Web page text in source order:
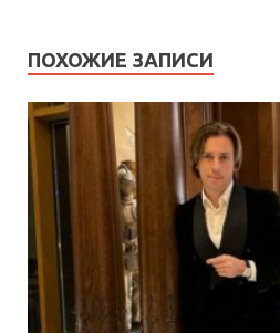
ПОХОЖИЕ ЗАПИСИ